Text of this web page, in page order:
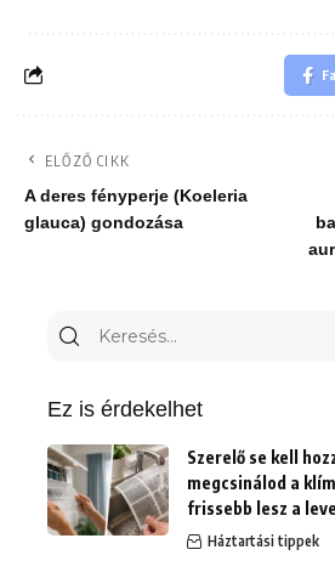
ELŐZŐ CIKK
A deres fényperje (Koeleria
glauca) gondozása
Keresés
Ez is érdekelhet
Szerelő se kell
megcsinálod a
frissebb lesz a
Háztartási tippek